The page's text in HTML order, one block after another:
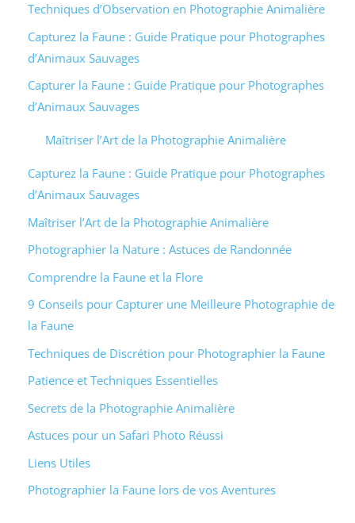
Techniques d’Observation en Photographie Animalière
Capturez la Faune : Guide Pratique pour Photographes
d’Animaux Sauvages
Capturer la Faune : Guide Pratique pour Photographes
d’Animaux Sauvages
Maîtriser l’Art de la Photographie Animalière
Capturez la Faune : Guide Pratique pour Photographes
d’Animaux Sauvages
Maîtriser l’Art de la Photographie Animalière
Photographier la Nature : Astuces de Randonnée
Comprendre la Faune et la Flore
9 Conseils pour Capturer une Meilleure Photographie de
la Faune
Techniques de Discrétion pour Photographier la Faune
Patience et Techniques Essentielles
Secrets de la Photographie Animalière
Astuces pour un Safari Photo Réussi
Liens Utiles
Photographier la Faune lors de vos Aventures